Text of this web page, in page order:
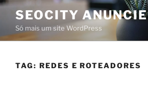
SEOCITY ANUNCIE
Só mais um site WordPress
TAG: REDES E ROTEADORES